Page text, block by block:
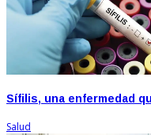
Sífilis, una enfermedad
Salud